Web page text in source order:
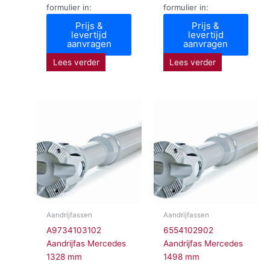
formulier in:
Prijs &
levertijd
aanvragen
Lees verder
formulier in:
Prijs &
levertijd
aanvragen
Lees verder
Aandrijfassen
A9734103102
Aandrijfas Mercedes
1328 mm
Aandrijfassen
6554102902
Aandrijfas Mercedes
1498 mm